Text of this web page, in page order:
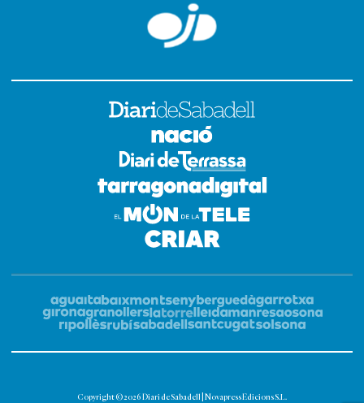
Copyright © 2026 Diari de Sabadell | Novapress Edicions S.L.